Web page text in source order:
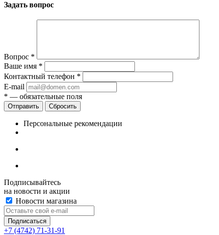
Задать вопрос
Вопрос *
Ваше имя *
Контактный телефон *
E-mail
* — обязательные поля
Сбросить
Персональные рекомендации
Подписывайтесь
на новости и акции
Новости магазина
+7 (4742) 71-31-91